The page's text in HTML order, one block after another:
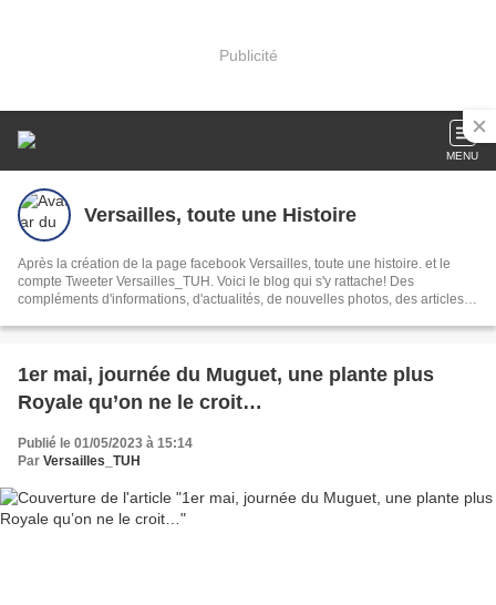
Publicité
MENU
Versailles, toute une Histoire
Après la création de la page facebook Versailles, toute une histoire. et le
compte Tweeter Versailles_TUH. Voici le blog qui s'y rattache! Des
compléments d'informations, d'actualités, de nouvelles photos, des articles
1er mai, journée du Muguet, une plante plus
Royale qu’on ne le croit…
Publié le 01/05/2023 à 15:14
Par Versailles_TUH